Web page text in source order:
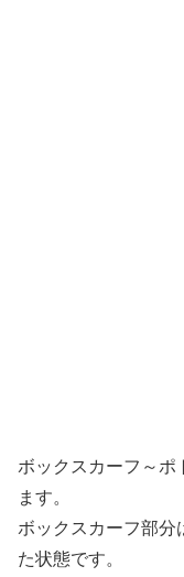
ボックスカーフ～ポ
ます。
ボックスカーフ部分
た状態です。